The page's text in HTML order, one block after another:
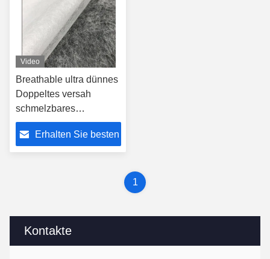
Kontakte
Video
Breathable ultra dünnes
Doppeltes versah
schmelzbares
Haftvermögen des Netz-
40gsm mit Seiten
Erhalten Sie besten
1